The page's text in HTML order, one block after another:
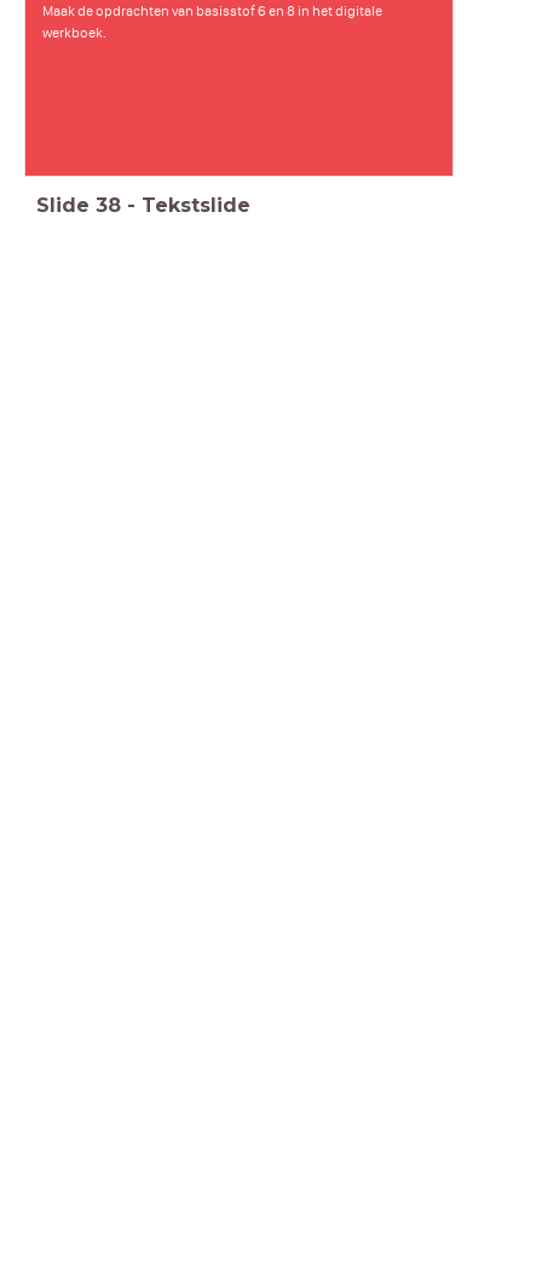
Maak de opdrachten van basisstof 6 en 8 in het digitale
werkboek.
Slide 38 - Tekstslide